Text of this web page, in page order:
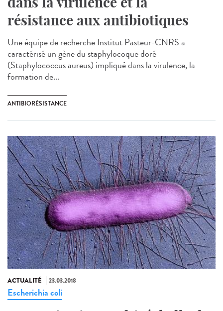
résistance aux antibiotiques
Une équipe de recherche Institut Pasteur-CNRS a
caractérisé un gène du staphylocoque doré
(Staphylococcus aureus) impliqué dans la virulence, la
formation de...
ANTIBIORÉSISTANCE
ACTUALITÉ 23.03.2018
Escherichia coli